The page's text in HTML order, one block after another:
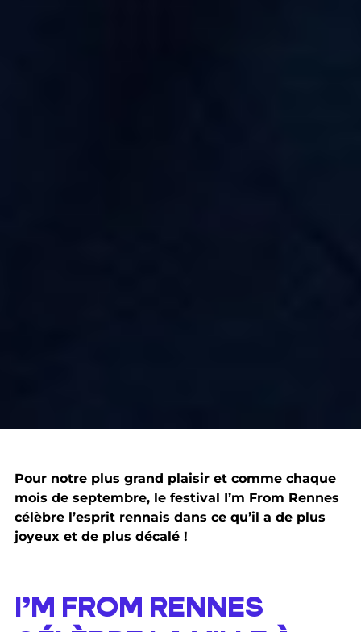
Pour notre plus grand plaisir et comme chaque
mois de septembre, le festival I’m From Rennes
célèbre l’esprit rennais dans ce qu’il a de plus
joyeux et de plus décalé !
I’M FROM RENNES